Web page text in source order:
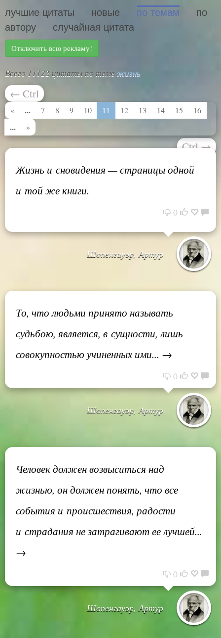
лучшие цитаты новые по темам
по
автору
случайная цитата
Отключить всю рекламу!
Всего 11122 цитаты по теме жизнь
← Ctrl
« ... 7 8 9 10 11 12 13 14 15 16
... »
Ctrl →
Жизнь и сновидения — страницы одной
и той же книги.
0
Шопенгауэр, Артур
То, что людьми принято называть
судьбою, является, в сущности, лишь
совокупностью учиненных ими... →
0
Шопенгауэр, Артур
Человек должен возвыситься над
жизнью, он должен понять, что все
события и происшествия, радости
и страдания не затрагивают ее лучшей...
→
0
Шопенгауэр, Артур